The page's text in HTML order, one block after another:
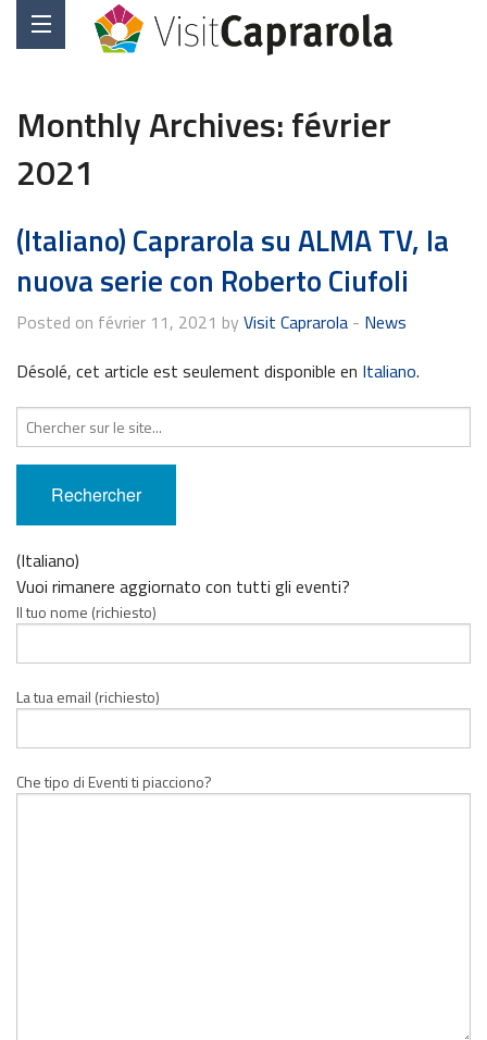
Monthly Archives:février
2021
(Italiano) Caprarola su ALMA TV, la
nuova serie con Roberto Ciufoli
Posted on février 11, 2021 by Visit Caprarola - News
Désolé, cet article est seulement disponible en Italiano.
Recherche
pour
:
(Italiano)
Vuoi rimanere aggiornato con tutti gli eventi?
Il tuo nome (richiesto)
La tua email (richiesto)
Che tipo di Eventi ti piacciono?